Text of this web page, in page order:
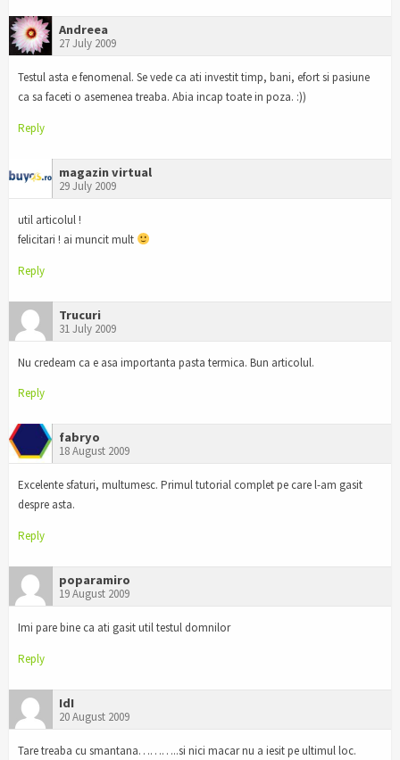
Andreea
27 July 2009
Testul asta e fenomenal. Se vede ca ati investit timp, bani, efort si pasiune
ca sa faceti o asemenea treaba. Abia incap toate in poza. :))
Reply
magazin virtual
29 July 2009
util articolul !
felicitari ! ai muncit mult
Reply
Trucuri
31 July 2009
Nu credeam ca e asa importanta pasta termica. Bun articolul.
Reply
fabryo
18 August 2009
Excelente sfaturi, multumesc. Primul tutorial complet pe care l-am gasit
despre asta.
Reply
poparamiro
19 August 2009
Imi pare bine ca ati gasit util testul domnilor
Reply
IdI
20 August 2009
Tare treaba cu smantana………..si nici macar nu a iesit pe ultimul loc.